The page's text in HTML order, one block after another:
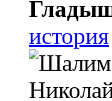
история